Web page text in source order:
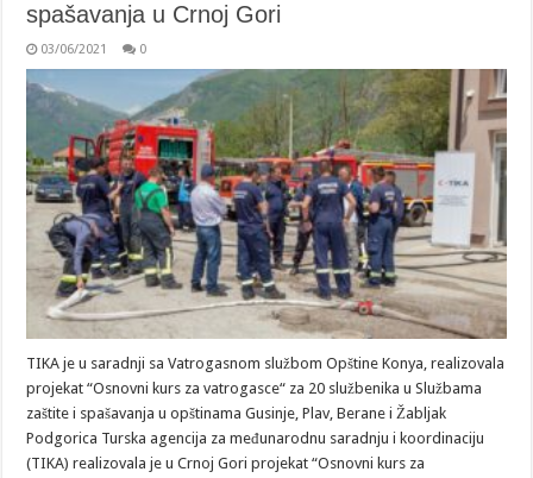
spašavanja u Crnoj Gori
03/06/2021 0
TIKA je u saradnji sa Vatrogasnom službom Opštine Konya, realizovala
projekat “Osnovni kurs za vatrogasce“ za 20 službenika u Službama
zaštite i spašavanja u opštinama Gusinje, Plav, Berane i Žabljak
Podgorica Turska agencija za međunarodnu saradnju i koordinaciju
(TIKA) realizovala je u Crnoj Gori projekat “Osnovni kurs za